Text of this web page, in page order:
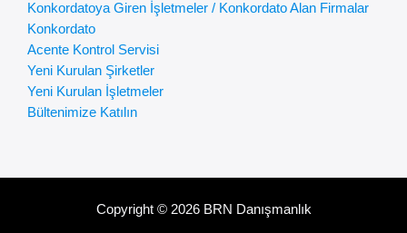
Konkordatoya Giren İşletmeler / Konkordato Alan Firmalar
Konkordato
Acente Kontrol Servisi
Yeni Kurulan Şirketler
Yeni Kurulan İşletmeler
Bültenimize Katılın
Copyright © 2026 BRN Danışmanlık